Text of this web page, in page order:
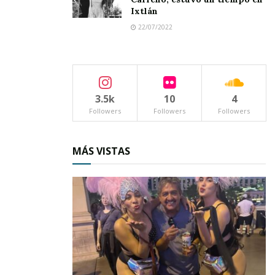
suma precisión, conocían la fecha y hasta la
el 13 de agosto. ¡Ah!, y no te preocupes, todo va
muy bien y vas a ser madre de un muchachote”.
Y bueno, al igual que en todas partes, en
alumbramientos eran atendidos exclusivamente
por parteras. Ni siquiera los doctores sabían los
secretillos de las parturientas.
La vida cotidiana en aquellas épocas se
desarrollaba al interior de jacales construidos
con paredes de adobe o con vara tramada y
Ixtlán
22/07/2022
3.5k
Followers
10
Followers
4
Followers
MÁS VISTAS